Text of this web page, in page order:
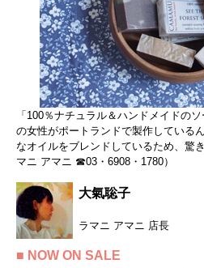
「100％ナチュラル＆ハンドメイドの
の女性がポートランドで製作している
なオイルをブレンドしているため、驚
マニ アマニ ☎03・6908・1780）
大氣聡子
ラマニ アマニ 店長
■ NOW ON SALE